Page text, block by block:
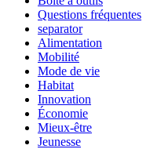
Questions fréquentes
separator
Alimentation
Mobilité
Mode de vie
Habitat
Innovation
Économie
Mieux-être
Jeunesse